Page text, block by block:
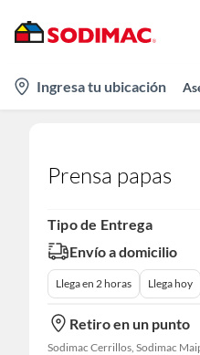
location-
icon
Ingresa tu ubicación
Prensa papas
Tipo de Entrega
Envío a domicilio
Llega en 2 horas Llega hoy
Retiro en un punto